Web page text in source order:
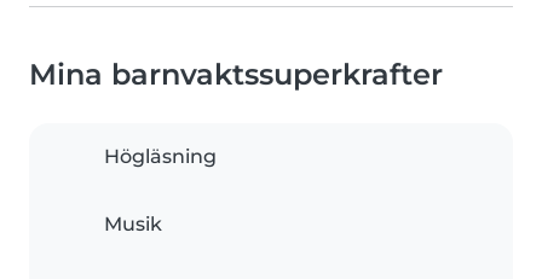
Mina barnvaktssuperkrafter
Högläsning
Musik